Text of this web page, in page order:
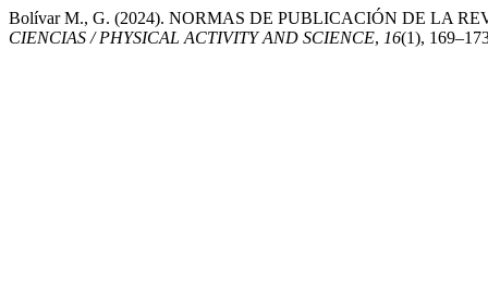
Bolívar M., G. (2024). NORMAS DE PUBLICACIÓN DE LA
CIENCIAS / PHYSICAL ACTIVITY AND SCIENCE, 16(1),